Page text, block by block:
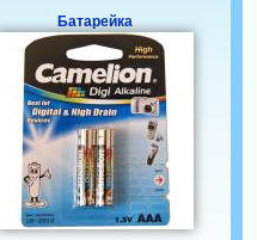
Батарейка